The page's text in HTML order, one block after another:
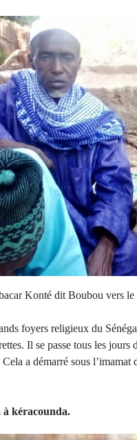
Konté dit Boubou vers
foyers religieux du
Il se passe tous les
a démarré sous
kéracounda.